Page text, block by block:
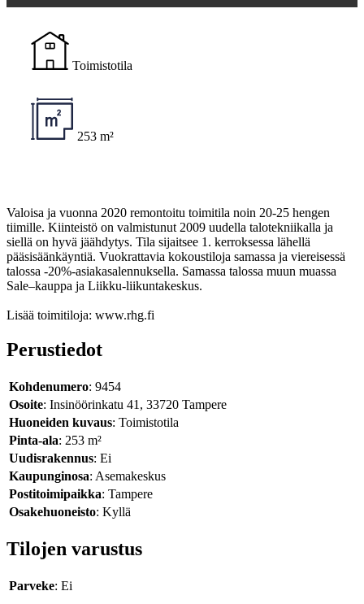
Toimistotila
253 m²
Valoisa ja vuonna 2020 remontoitu toimitila noin 20-25 hengen
tiimille. Kiinteistö on valmistunut 2009 uudella talotekniikalla ja
siellä on hyvä jäähdytys. Tila sijaitsee 1. kerroksessa lähellä
pääsisäänkäyntiä. Vuokrattavia kokoustiloja samassa ja viereisessä
talossa -20%-asiakasalennuksella. Samassa talossa muun muassa
Sale–kauppa ja Liikku-liikuntakeskus.
Lisää toimitiloja: www.rhg.fi
Perustiedot
Kohdenumero: 9454
Osoite: Insinöörinkatu 41, 33720 Tampere
Huoneiden kuvaus: Toimistotila
Pinta-ala: 253 m²
Uudisrakennus: Ei
Kaupunginosa: Asemakeskus
Postitoimipaikka: Tampere
Osakehuoneisto: Kyllä
Tilojen varustus
Parveke: Ei